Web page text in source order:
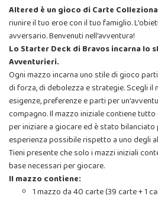
Altered è un gioco di Carte
riunire il tuo eroe con il tuo famiglio.
avversario. Benvenuti nell'avventura!
Lo Starter Deck di Bravos incarna lo
Avventurieri.
Ogni mazzo incarna uno stile di gioco
di forza, di debolezza e strategie. Scegli il
esigenze, preferenze e parti per
compagno. Il mazzo iniziale contiene
per iniziare a giocare ed è stato
esperienza possibile rispetto a uno degli
Tieni presente che solo i mazzi iniziali
base necessari per giocare.
Il mazzo contiene:
1 mazzo da 40 carte (39 carte + 1